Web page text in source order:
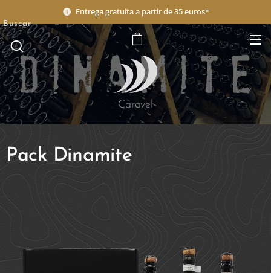
Entrega gratuita a partir de 35 euros*
Caravel
Buscar
Pack Dinamite